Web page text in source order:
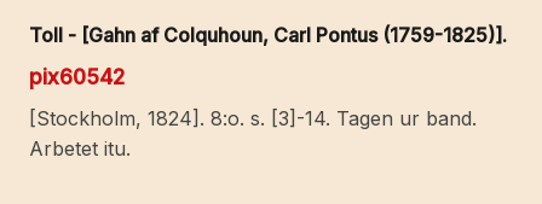
Toll - [Gahn af Colquhoun, Carl Pontus (1759-1825)].
pix60542
[Stockholm, 1824]. 8:o. s. [3]-14. Tagen ur band.
Arbetet itu.